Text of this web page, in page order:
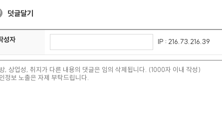
덧글달기
성자 IP : 216.73.216.39